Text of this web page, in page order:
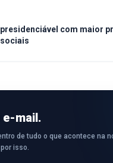
presidenciável com maior
e-mail.
de tudo o que acontece na
isso.